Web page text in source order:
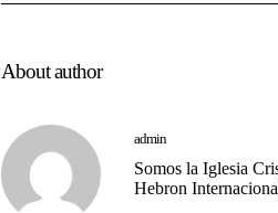
About author
admin
Somos la Iglesia
Hebron